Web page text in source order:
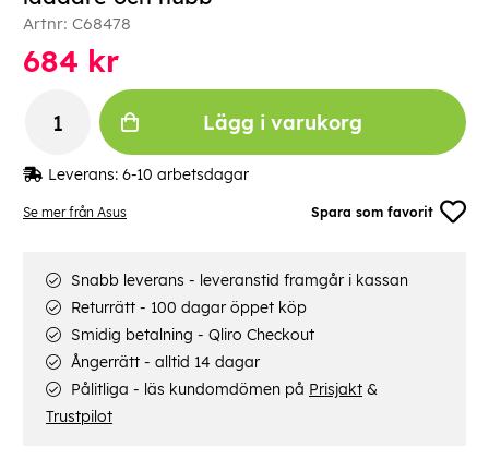
Se mer från Asus Spara som favorit
Artnr: C68478
684 kr
Lägg i varukorg
Leverans: 6-10 arbetsdagar
Snabb leverans - leveranstid framgår i kassan
Returrätt - 100 dagar öppet köp
Smidig betalning - Qliro Checkout
Ångerrätt - alltid 14 dagar
Pålitliga - läs kundomdömen på Prisjakt &
Trustpilot